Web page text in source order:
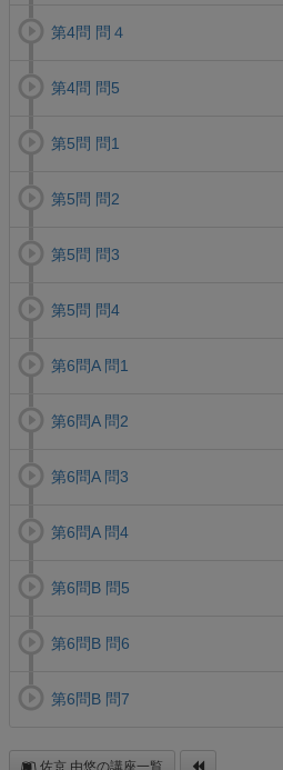
第4問 問４
第4問 問5
第5問 問1
第5問 問2
第5問 問3
第5問 問4
第6問A 問1
第6問A 問2
第6問A 問3
第6問A 問4
第6問B 問5
第6問B 問6
第6問B 問7
佐京 由悠の講座一覧